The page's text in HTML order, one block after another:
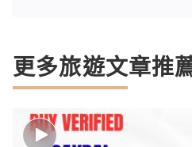
更多旅遊文章推